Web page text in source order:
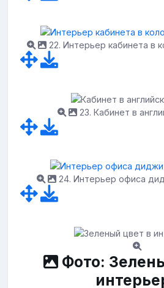
22. Интерьер кабинета в
23. Кабинет в
24. Интерьер офиса
Фото: